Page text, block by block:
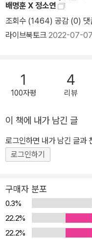
터 인물에 집중하는 작가까
했다. 작가마다 키워드를 찾
공통 질문들을 통해 각 작가
의 줄기들로 한국 SF의 지도를
하여 가능성을 여는 SF 세계 심완선은 “우리는 타인의 글에서 삶을
보고, 누군가 그곳에 있다
서 얻는 위안이라는 것이다.
SF 세계에도 뾰족한 해답이
능성을 마주하는 공간이다.
차별이 사라지고, 장애 요인
을 마주하고 내일의 가능성
야기하려는 것은 도피처로
무언가 뒤바뀐 SF 세계를
고민을 안고 있다는 것을
배명훈 X 정소연
조회수 (1464) 공감 (0)
라이브북토크 2022-07-07
1
100자평
4
리뷰
이 책에 내가 남긴 글
로그인하면 내가 남긴 글과
로그인하기
구매자 분포
0.3%
22.2%
22.2%